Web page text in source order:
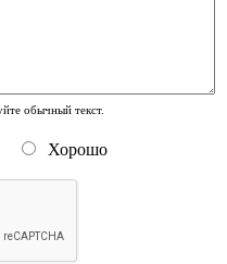
обычный текст.
Хорошо